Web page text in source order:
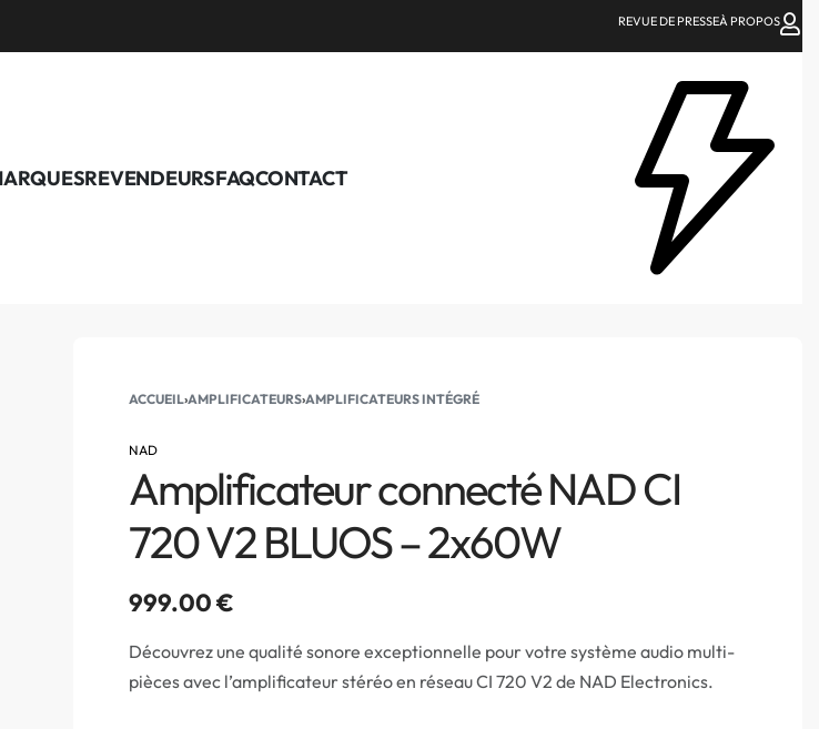
REVUE DE PRESSEÀ PROPOS
REVENDEURSFAQCONTACT
ACCUEIL›AMPLIFICATEURS›AMPLIFICATEURS INTÉGRÉ
NAD
Amplificateur connecté NAD CI
720 V2 BLUOS – 2x60W
999.00€
Découvrez une qualité sonore exceptionnelle pour votre système audio multi-
pièces avec l’amplificateur stéréo en réseau CI 720 V2 de NAD Electronics.